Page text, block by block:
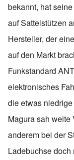
bekannt, hat
auf Sattelstützen
Hersteller, der
auf den Markt
Funkstandard
elektronisches
die etwas
Magura sah
anderem bei der
Ladebuchse